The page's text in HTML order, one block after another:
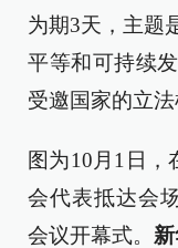
为期3天，主题
平等和可持续
受邀国家的立法
图为10月1日，
会代表抵达会
会议开幕式。